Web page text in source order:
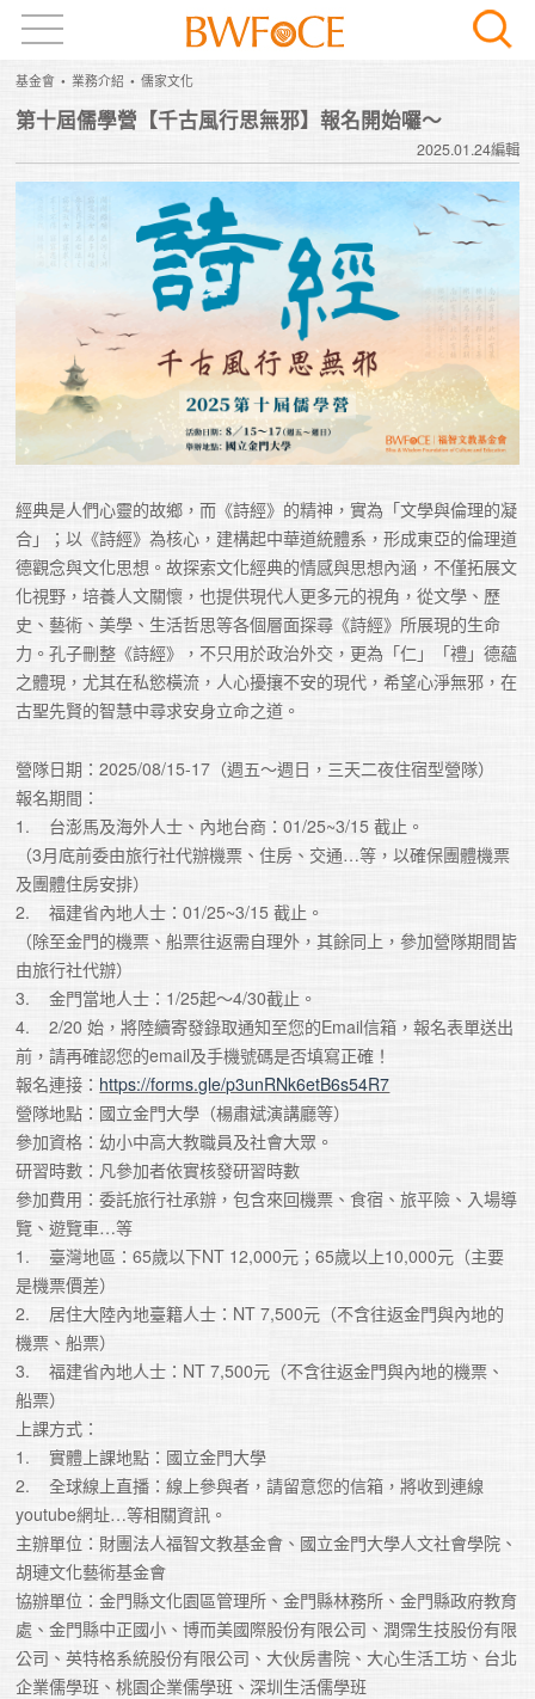
基金會 業務介紹 儒家文化
第十屆儒學營【千古風行思無邪】報名開始囉～
2025.01.24編輯
經典是人們心靈的故鄉，而《詩經》的精神，實為「文學與倫理的凝
合」；以《詩經》為核心，建構起中華道統體系，形成東亞的倫理道
德觀念與文化思想。故探索文化經典的情感與思想內涵，不僅拓展文
化視野，培養人文關懷，也提供現代人更多元的視角，從文學、歷
史、藝術、美學、生活哲思等各個層面探尋《詩經》所展現的生命
力。孔子刪整《詩經》，不只用於政治外交，更為「仁」「禮」德蘊
之體現，尤其在私慾橫流，人心擾攘不安的現代，希望心淨無邪，在
古聖先賢的智慧中尋求安身立命之道。
營隊日期：2025/08/15-17（週五～週日，三天二夜住宿型營隊）
報名期間：
1.    台澎馬及海外人士、內地台商：01/25~3/15 截止。
（3月底前委由旅行社代辦機票、住房、交通…等，以確保團體機票
及團體住房安排）
2.    福建省內地人士：01/25~3/15 截止。
（除至金門的機票、船票往返需自理外，其餘同上，參加營隊期間皆
由旅行社代辦）
3.    金門當地人士：1/25起～4/30截止。
4.    2/20 始，將陸續寄發錄取通知至您的Email信箱，報名表單送出
前，請再確認您的email及手機號碼是否填寫正確！
報名連接： https://forms.gle/p3unRNk6etB6s54R7
營隊地點：國立金門大學（楊肅斌演講廳等）
參加資格：幼小中高大教職員及社會大眾。
研習時數：凡參加者依實核發研習時數
參加費用：委託旅行社承辦，包含來回機票、食宿、旅平險、入場導
覽、遊覽車…等
1.    臺灣地區：65歲以下NT 12,000元；65歲以上10,000元（主要
是機票價差）
2.    居住大陸內地臺籍人士：NT 7,500元（不含往返金門與內地的
機票、船票）
3.    福建省內地人士：NT 7,500元（不含往返金門與內地的機票、
船票）
上課方式：
1.    實體上課地點：國立金門大學
2.    全球線上直播：線上參與者，請留意您的信箱，將收到連線
youtube網址…等相關資訊。
主辦單位：財團法人福智文教基金會、國立金門大學人文社會學院、
胡璉文化藝術基金會
協辦單位：金門縣文化園區管理所、金門縣林務所、金門縣政府教育
處、金門縣中正國小、博而美國際股份有限公司、潤霈生技股份有限
公司、英特格系統股份有限公司、大伙房書院、大心生活工坊、台北
企業儒學班、桃園企業儒學班、深圳生活儒學班